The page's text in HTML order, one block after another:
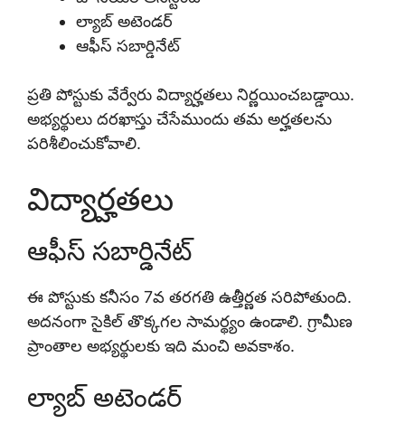
ల్యాబ్ అటెండర్
ఆఫీస్ సబార్డినేట్
ప్రతి పోస్టుకు వేర్వేరు విద్యార్హతలు నిర్ణయించబడ్డాయి.
అభ్యర్థులు దరఖాస్తు చేసేముందు తమ అర్హతలను
పరిశీలించుకోవాలి.
విద్యార్హతలు
ఆఫీస్ సబార్డినేట్
ఈ పోస్టుకు కనీసం 7వ తరగతి ఉత్తీర్ణత సరిపోతుంది.
అదనంగా సైకిల్ తొక్కగల సామర్థ్యం ఉండాలి. గ్రామీణ
ప్రాంతాల అభ్యర్థులకు ఇది మంచి అవకాశం.
ల్యాబ్ అటెండర్